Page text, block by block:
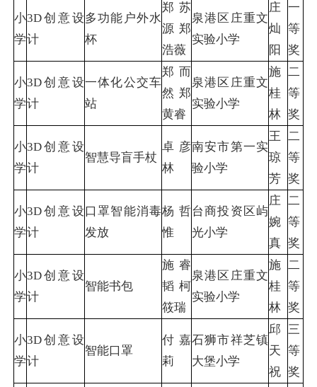
小
学
3D创意设
计
多功能户外水
杯
郑苏
源 郑
浩薇
泉港区庄重文
实验小学
庄
灿
阳
一
等
奖
小
学
3D创意设
计
一体化公交车
站
郑而
然 郑
黄睿
泉港区庄重文
实验小学
施
桂
林
二
等
奖
小
学
3D创意设
计
智慧导盲手杖
卓彦
林
南安市第一实
验小学
王
琼
芳
二
等
奖
小
学
3D创意设
计
口罩智能消毒
发放
杨哲
惟
台商投资区屿
光小学
庄
婉
真
二
等
奖
小
学
3D创意设
计
智能书包
施睿
韬 柯
筱瑞
泉港区庄重文
实验小学
施
桂
林
二
等
奖
小
学
3D创意设
计
智能口罩
付嘉
莉
石狮市祥芝镇
大堡小学
邱
天
祝
三
等
奖